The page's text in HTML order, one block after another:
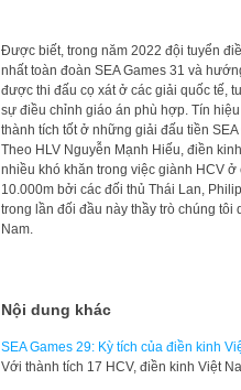
Được biết, trong năm 2022 đội tuyển
nhất toàn đoàn SEA Games 31 và
được thi đấu cọ xát ở các giải quốc tế,
sự điều chỉnh giáo án phù hợp. Tín
thành tích tốt ở những giải đấu tiền SEA
Theo HLV Nguyễn Mạnh Hiếu, điền
nhiều khó khăn trong việc giành HCV
10.000m bởi các đối thủ Thái Lan,
trong lần đối đầu này thầy trò chúng tôi
Nam.
Nội dung khác
SEA Games 29: Kỳ tích của điền kinh
Với thành tích 17 HCV, điền kinh Việt